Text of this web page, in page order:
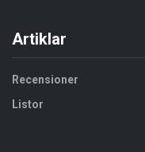
Artiklar
Recensioner
Listor